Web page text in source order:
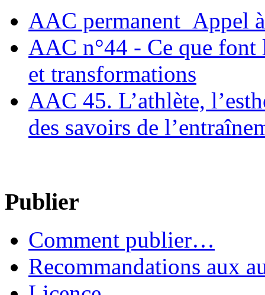
AAC permanent_Appel
AAC n°44 - Ce que font
et transformations
AAC 45. L’athlète,
des savoirs de
Publier
Comment publier…
Recommandations aux